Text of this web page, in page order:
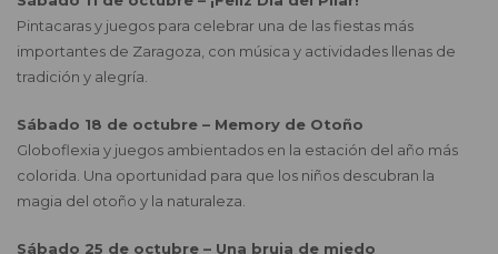
Pintacaras y juegos para celebrar una de las fiestas más
importantes de Zaragoza, con música y actividades llenas de
tradición y alegría.
Sábado 18 de octubre – Memory de Otoño
Globoflexia y juegos ambientados en la estación del año más
colorida. Una oportunidad para que los niños descubran la
magia del otoño y la naturaleza.
Sábado 25 de octubre – Una bruja de miedo